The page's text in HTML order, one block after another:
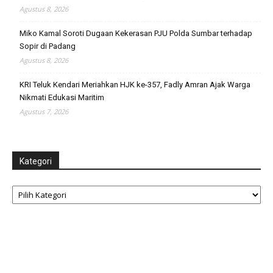
Agustus 8, 2026
Miko Kamal Soroti Dugaan Kekerasan PJU Polda Sumbar terhadap
Sopir di Padang
Agustus 8, 2026
KRI Teluk Kendari Meriahkan HJK ke-357, Fadly Amran Ajak Warga
Nikmati Edukasi Maritim
Agustus 7, 2026
Kategori
Kategori